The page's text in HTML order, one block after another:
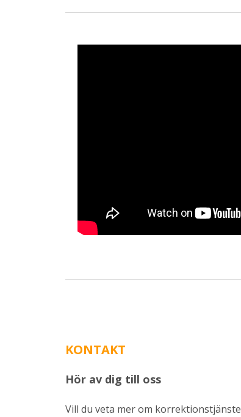
KONTAKT
Hör av dig till oss
Vill du veta mer om